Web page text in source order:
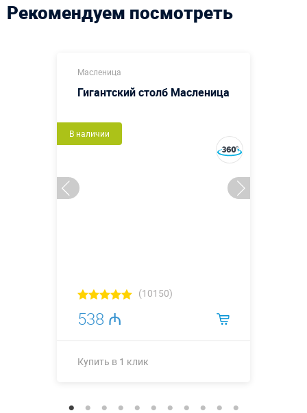
Рекомендуем посмотреть
Масленица
Гигантский столб Масленица
В наличии
(10150)
538 ₼
Купить в 1 клик